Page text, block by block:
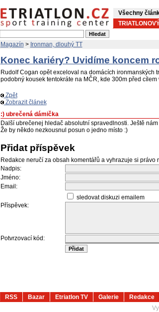
Všechny
Magazín > Ironman, dlouhý TT
Konec kariéry? Uvidíme koncem
Rudolf Cogan opět exceloval na domácích ironmanských
podobný kousek tentokráte na MČR, kde 300m před
Zpět
Zobrazit článek
:) ubrečená dámička
Další ubrečenej hledač absolutní spravedlnosti. Ještě
Že by někdo nezkousnul posun o jedno místo :)
Přidat příspěvek
Redakce neručí za obsah komentářů a vyhrazuje si
Nadpis:
Jméno:
Email:
sledovat diskuzi emailem
Příspěvek:
Potvrzovací kód:
RSS Bazar Etriatlon TV Galerie Redakce